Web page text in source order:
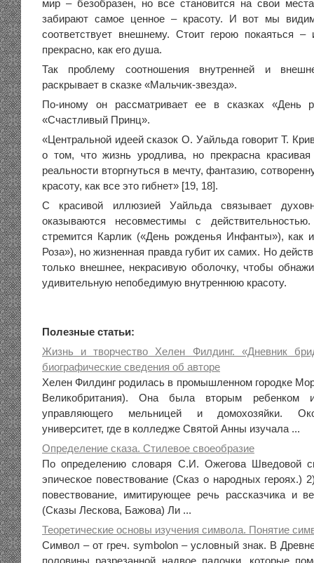
мир – безобразен, но все становится на свои
забирают самое ценное – красоту. И вот мы
соответствует внешнему. Стоит герою покаяться –
прекрасно, как его душа.
Так проблему соотношения внутренней и
раскрывает в сказке «Мальчик-звезда».
По-иному он рассматривает ее в сказках «День
«Счастливый Принц».
«Центральной идеей сказок О. Уайльда говорит Т.
о том, что жизнь уродлива, но прекрасна
реальности вторгнуться в мечту, фантазию,
красоту, как все это гибнет» [19, 18].
С красивой иллюзией Уайльда связывает
оказываются несовместимы с
стремится Карлик («День рожденья Инфанты»), как
Роза»), но жизненная правда губит их самих. Но
только внешнее, некрасивую оболочку, чтобы
удивительную непобедимую внутреннюю красоту.
Полезные статьи:
Жизнь и творчество Хелен Филдинг. «Дневник
биографические сведения об авторе
Хелен Филдинг родилась в промышленном городке
Великобритания). Она была вторым ребенком
управляющего мельницей и домохозяйки.
университет, где в колледже Святой Анны изучала ...
Определение сказа. Стилевое своеобразие
По определению словаря С.И. Ожегова Шведовой
эпическое повествование (Сказ о народных героях.)
повествование, имитирующее речь рассказчика и
(Сказы Лескова, Бажова) Ли ...
Теоретические основы изучения символа. Понятие
Символ – от греч. symbolon – условный знак. В